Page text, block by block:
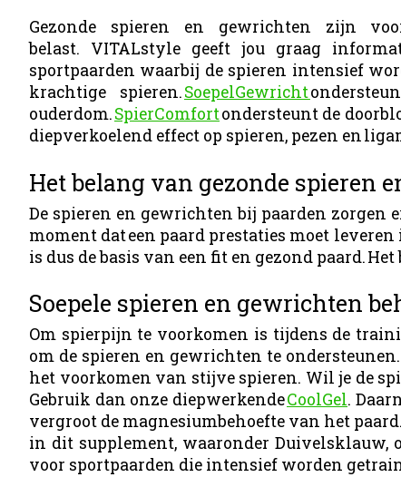
Gezonde spieren en gewrichten zijn
belast. VITALstyle geeft jou graag
sportpaarden waarbij de spieren intensief
krachtige spieren.SoepelGewricht
ouderdom.SpierComfortondersteunt de
diepverkoelend effect op spieren, pezen en
Het belang van gezonde spieren
De spieren en gewrichten bij paarden zorgen
moment dat een paard prestaties moet
is dus de basis van een fit en gezond paard.
Soepele spieren en gewrichten
Om spierpijn te voorkomen is tijdens de
om de spieren en gewrichten te
het voorkomen van stijve spieren. Wil je de
Gebruik dan onze diepwerkendeCoolGel.
vergroot de magnesiumbehoefte van het paard.
in dit supplement, waaronder Duivelsklauw,
voor sportpaarden die intensief worden